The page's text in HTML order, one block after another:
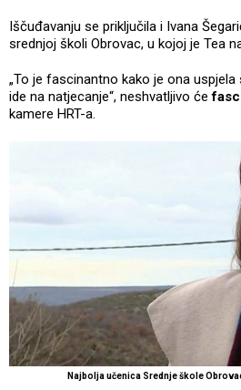
Iščuđavanju se priključila i Ivana
srednjoj školi Obrovac, u kojoj je Tea
„To je fascinantno kako je ona
ide na natjecanje“, neshvatljivo će
kamere HRT-a.
Najbolja učenica Srednje škole